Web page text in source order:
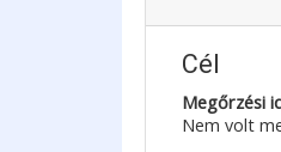
Cél
Megőrzési
Nem volt